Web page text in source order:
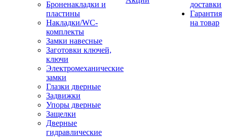
Броненакладки и
пластины
Накладки/WC-
комплекты
Замки навесные
Заготовки ключей,
ключи
Электромеханические
замки
Глазки дверные
Задвижки
Упоры дверные
Защелки
Дверные
гидравлические
доставки
Гарантия
на товар